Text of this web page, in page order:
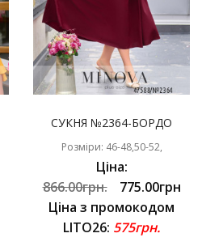
СУКНЯ №2364-БОРДО
Розміри: 46-48,50-52,
Ціна:
866.00грн.
775.00грн
Ціна з промокодом
LITO26: 575грн.